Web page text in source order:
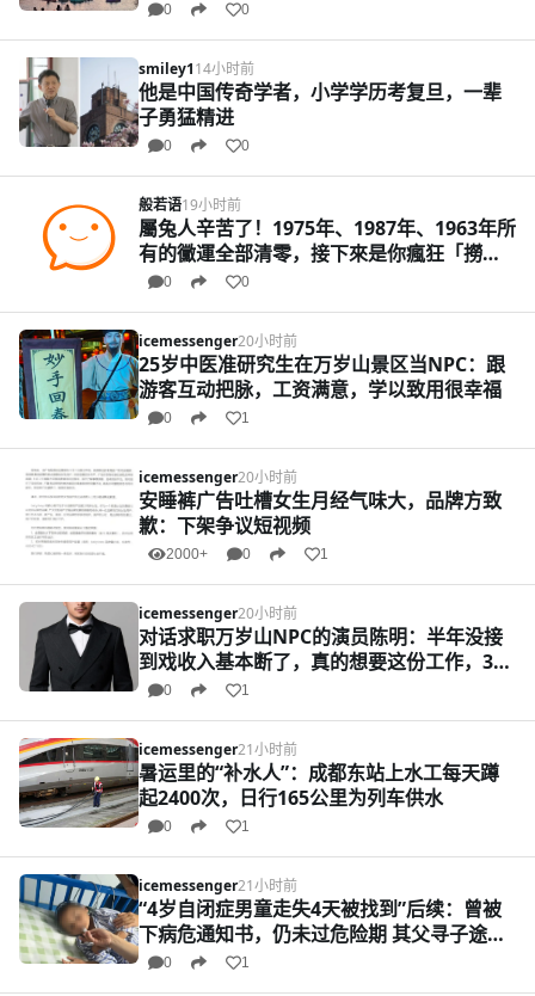
0 0
smiley114小时前
他是中国传奇学者，小学学历考复旦，一辈
子勇猛精进
0 0
般若语19小时前
屬兔人辛苦了！1975年、1987年、1963年所
有的黴運全部清零，接下來是你瘋狂「撈
金」的黃金時期！
0 0
icemessenger20小时前
25岁中医准研究生在万岁山景区当NPC：跟
游客互动把脉，工资满意，学以致用很幸福
0 1
icemessenger20小时前
安睡裤广告吐槽女生月经气味大，品牌方致
歉：下架争议短视频
2000+ 0 1
icemessenger20小时前
对话求职万岁山NPC的演员陈明：半年没接
到戏收入基本断了，真的想要这份工作，38
岁转行试错的时间不多了
0 1
icemessenger21小时前
暑运里的“补水人”：成都东站上水工每天蹲
起2400次，日行165公里为列车供水
0 1
icemessenger21小时前
“4岁自闭症男童走失4天被找到”后续：曾被
下病危通知书，仍未过危险期 其父寻子途中
被诈骗
0 1